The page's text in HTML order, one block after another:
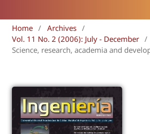
Home / Archives /
Vol. 11 No. 2 (2006): July - December /
Science, research, academia and